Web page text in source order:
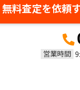
無料査定を依頼
営業時間